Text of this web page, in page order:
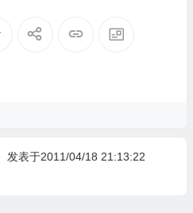
发表于2011/04/18 21:13:22